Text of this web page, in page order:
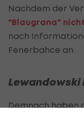
Nachdem der
"Blaugrana"
nach
Fenerbahce an.
Lewandowski
Demnach haben